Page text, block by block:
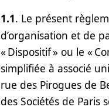
1.1. Le présent
d’organisation et de
« Dispositif » ou le «
simplifiée à associé
rue des Pirogues de
des Sociétés de Paris